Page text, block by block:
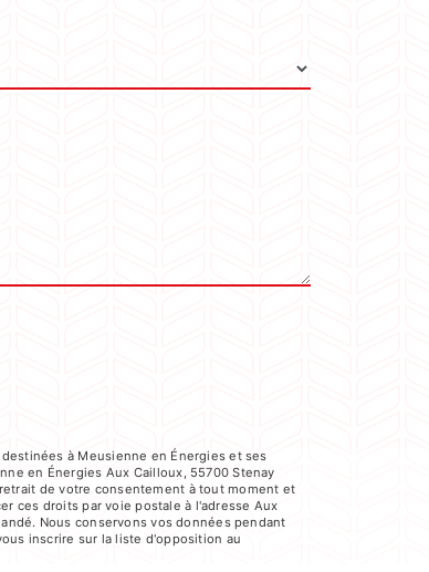
à Meusienne en Énergies et ses
en Énergies Aux Cailloux, 55700 Stenay
de votre consentement à tout moment et
ces droits par voie postale à l'adresse Aux
Nous conservons vos données pendant
inscrire sur la liste d'opposition au